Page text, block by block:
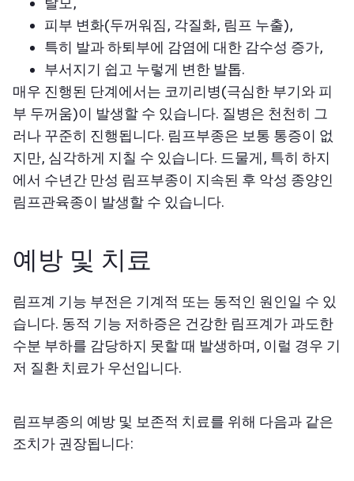
피부 변화(두꺼워짐, 각질화, 림프 누출),
특히 발과 하퇴부에 감염에 대한 감수성 증가,
부서지기 쉽고 누렇게 변한 발톱.
매우 진행된 단계에서는 코끼리병(극심한 부기와 피
부 두꺼움)이 발생할 수 있습니다. 질병은 천천히 그
러나 꾸준히 진행됩니다. 림프부종은 보통 통증이 없
지만, 심각하게 지칠 수 있습니다. 드물게, 특히 하지
에서 수년간 만성 림프부종이 지속된 후 악성 종양인
림프관육종이 발생할 수 있습니다.
예방 및 치료
림프계 기능 부전은 기계적 또는 동적인 원인일 수 있
습니다. 동적 기능 저하증은 건강한 림프계가 과도한
수분 부하를 감당하지 못할 때 발생하며, 이럴 경우 기
저 질환 치료가 우선입니다.
림프부종의 예방 및 보존적 치료를 위해 다음과 같은
조치가 권장됩니다: